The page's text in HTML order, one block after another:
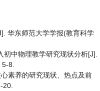
华东师范大学学报(教育科学
中物理教学研究现状分析[J].
8.
素养的研究现状、热点及前